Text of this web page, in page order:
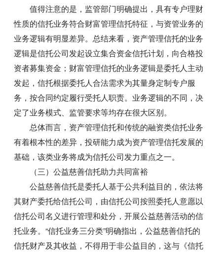
值得注意的是，监管部门明确提出，具有专户理财
性质的信托业务符合财富管理信托特征，与资管业务的
业务逻辑有明显差异。总结来看，资产管理信托的业务
逻辑是信托公司发起设立集合资金信托计划，向合格投
资者募集资金；财富管理信托的业务逻辑是委托人主动
发起，信托根据委托人合法需求为其量身定制专户服
务，按合同约定履行受托人职责。业务逻辑的不同，决
定了业务模式、监管要求等均存在很大区别。
总体而言，资产管理信托和传统的融资类信托业务
有着根本性的差异，投研能力成为资产管理信托发展的
基础，该类业务将成为信托公司发力重点之一。
（三）公益慈善信托助力共同富裕
公益慈善信托是委托人基于公共利益目的，依法将
其财产委托给信托公司，由信托公司按照委托人意愿以
信托公司名义进行管理和处分，开展公益慈善活动的信
托业务。“信托业务三分类”明确指出，公益慈善信托的
信托财产及其收益，不得用于非公益目的，这与《信托